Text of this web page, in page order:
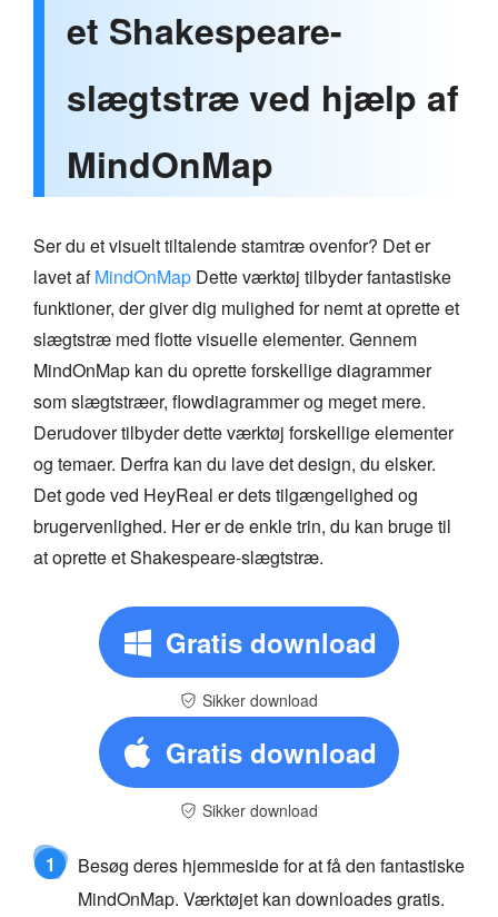
et Shakespeare-
slægtstræ ved hjælp af
MindOnMap
Ser du et visuelt tiltalende stamtræ ovenfor? Det er
lavet afMindOnMap Dette værktøj tilbyder fantastiske
funktioner, der giver dig mulighed for nemt at oprette et
slægtstræ med flotte visuelle elementer. Gennem
MindOnMap kan du oprette forskellige diagrammer
som slægtstræer, flowdiagrammer og meget mere.
Derudover tilbyder dette værktøj forskellige elementer
og temaer. Derfra kan du lave det design, du elsker.
Det gode ved HeyReal er dets tilgængelighed og
brugervenlighed. Her er de enkle trin, du kan bruge til
at oprette et Shakespeare-slægtstræ.
Gratis download
Sikker download
Gratis download
Sikker download
1
Besøg deres hjemmeside for at få den fantastiske
MindOnMap. Værktøjet kan downloades gratis.